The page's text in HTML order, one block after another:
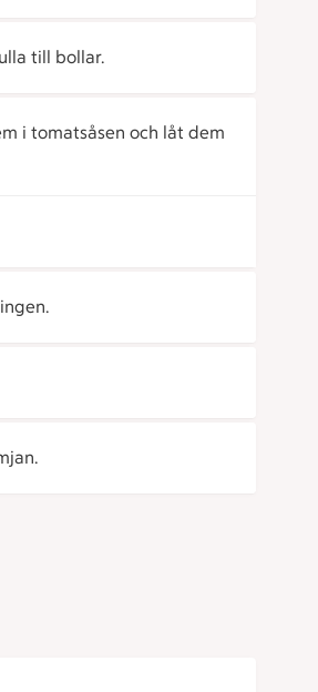
till bollar.
i tomatsåsen och låt dem